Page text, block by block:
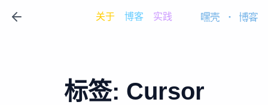
关于 博客 实践 嘿壳 · 博客
标签: Cursor